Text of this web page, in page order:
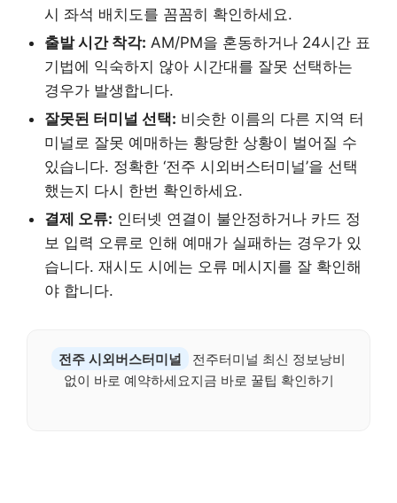
시 좌석 배치도를 꼼꼼히 확인하세요.
출발 시간 착각: AM/PM을 혼동하거나 24시간 표
기법에 익숙하지 않아 시간대를 잘못 선택하는
경우가 발생합니다.
잘못된 터미널 선택: 비슷한 이름의 다른 지역 터
미널로 잘못 예매하는 황당한 상황이 벌어질 수
있습니다. 정확한 ‘전주 시외버스터미널’을 선택
했는지 다시 한번 확인하세요.
결제 오류: 인터넷 연결이 불안정하거나 카드 정
보 입력 오류로 인해 예매가 실패하는 경우가 있
습니다. 재시도 시에는 오류 메시지를 잘 확인해
야 합니다.
전주 시외버스터미널
전주터미널 최신 정보낭비
없이 바로 예약하세요지금 바로 꿀팁 확인하기